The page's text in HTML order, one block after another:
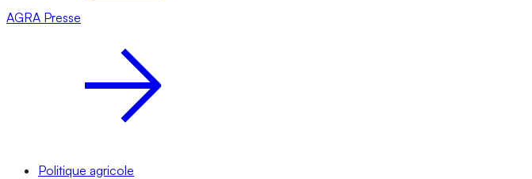
AGRA Presse
Politique agricole